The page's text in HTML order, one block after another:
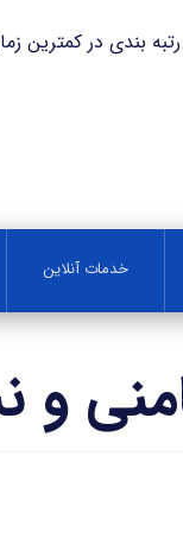
زمان با ثبت کریم
خدمات آنلاین
و